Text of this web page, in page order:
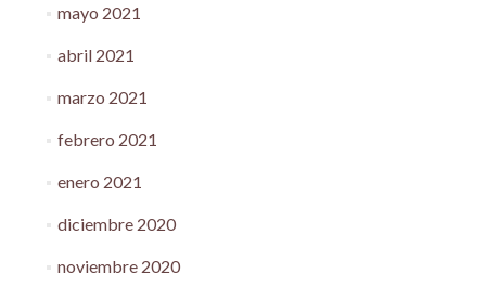
mayo 2021
abril 2021
marzo 2021
febrero 2021
enero 2021
diciembre 2020
noviembre 2020